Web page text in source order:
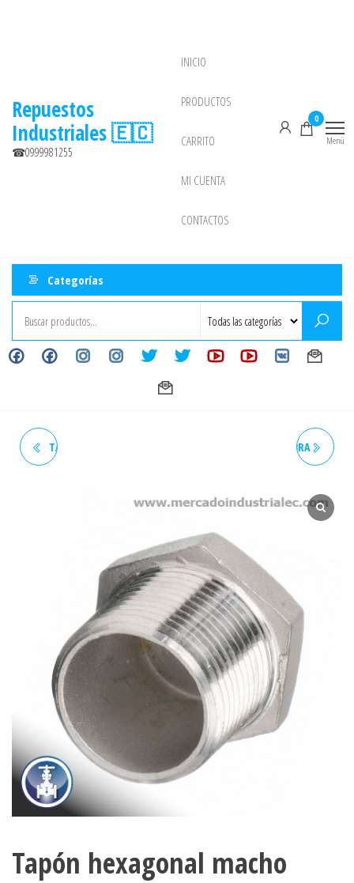
Repuestos
Industriales 🇪🇨
☎0999981255
INICIO
PRODUCTOS
CARRITO
MI CUENTA
CONTACTOS
0
Menú
Categorías
TAPÓN HEXAGONAL MACHO TAPÓN HEXAGONAL HEMBRA
Tapón hexagonal macho